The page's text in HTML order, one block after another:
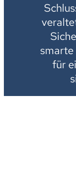
smarte
für